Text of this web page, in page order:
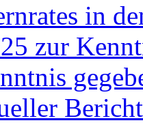
in
zur